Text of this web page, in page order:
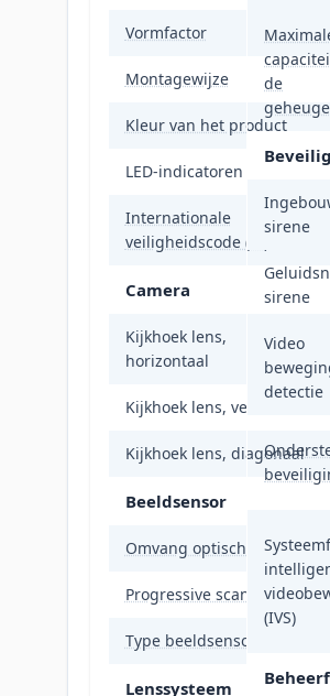
Vormfactor
Montagewijze
Kleur van het product
LED-indicatoren
Internationale
veiligheidscode (IP)
Camera
Kijkhoek lens,
horizontaal
Kijkhoek lens, verticaal
Kijkhoek lens, diagonaal
Beeldsensor
Omvang optische sensor
Progressive scan
Type beeldsensor
Lenssysteem
de
sirene
sirene
Video
detectie
(IVS)